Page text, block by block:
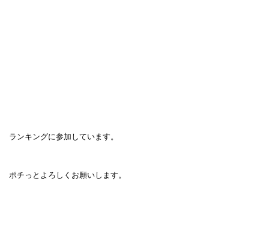
ランキングに参加しています。
ポチっとよろしくお願いします。